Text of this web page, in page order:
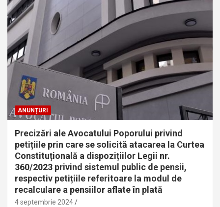
ANUNȚURI
Precizări ale Avocatului Poporului privind
petițiile prin care se solicită atacarea la Curtea
Constituțională a dispozițiilor Legii nr.
360/2023 privind sistemul public de pensii,
respectiv petițiile referitoare la modul de
recalculare a pensiilor aflate în plată
4 septembrie 2024